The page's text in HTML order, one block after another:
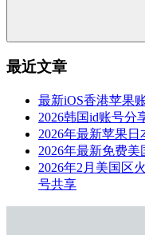
最近文章
最新iOS香港苹果
2026韩国id账号分
2026年最新苹果
2026年最新免费
2026年2月美国区
号共享